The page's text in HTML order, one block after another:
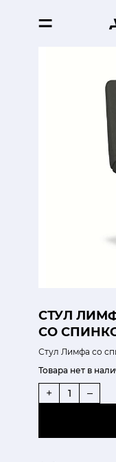
СТУЛ
СО
Стул Лимфа со
Товара нет в
+ –